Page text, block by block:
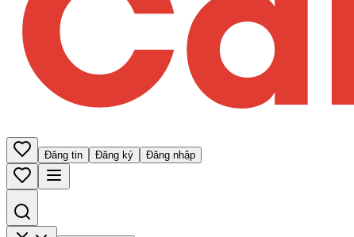
Đăng tin Đăng ký Đăng nhập